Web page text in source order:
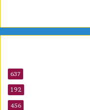
637
192
456